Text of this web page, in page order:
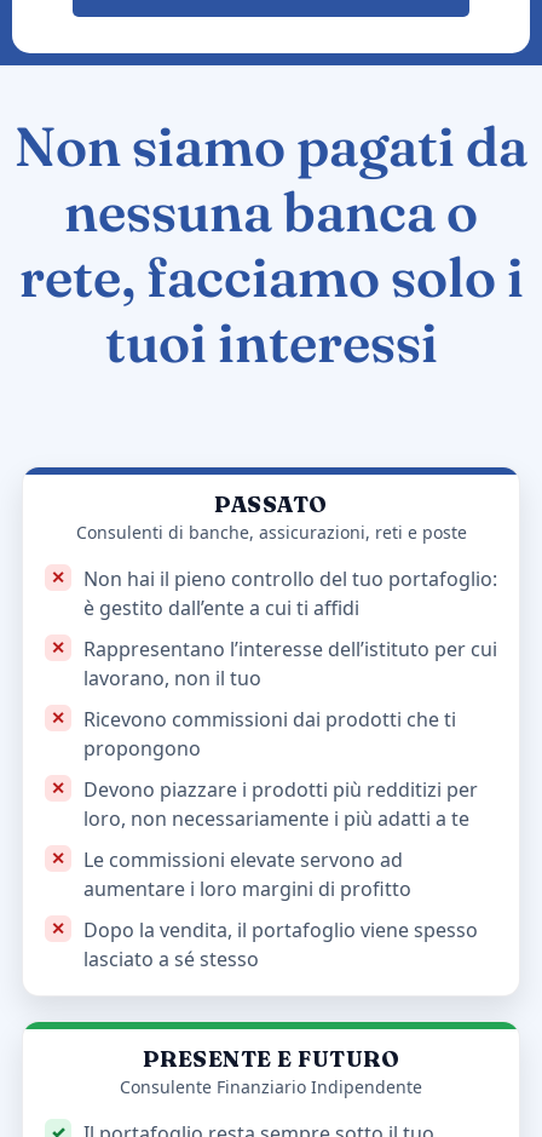
Non siamo pagati da
nessuna banca o
rete, facciamo solo i
tuoi interessi
PASSATO
Consulenti di banche, assicurazioni, reti e poste
Non hai il pieno controllo del tuo portafoglio:
è gestito dall’ente a cui ti affidi
Rappresentano l’interesse dell’istituto per cui
lavorano, non il tuo
Ricevono commissioni dai prodotti che ti
propongono
Devono piazzare i prodotti più redditizi per
loro, non necessariamente i più adatti a te
Le commissioni elevate servono ad
aumentare i loro margini di profitto
Dopo la vendita, il portafoglio viene spesso
lasciato a sé stesso
PRESENTE E FUTURO
Consulente Finanziario Indipendente